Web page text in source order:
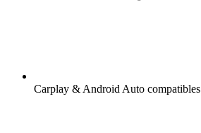
Carplay & Android Auto compatibles